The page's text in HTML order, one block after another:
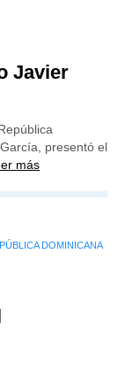
Javier
presentó el
más
DOMINICANA